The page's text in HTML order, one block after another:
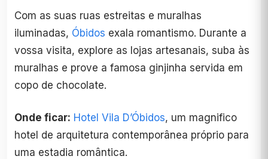
Com as suas ruas estreitas e muralhas
iluminadas, Óbidos exala romantismo. Durante a
vossa visita, explore as lojas artesanais, suba às
muralhas e prove a famosa ginjinha servida em
copo de chocolate.
Onde ficar: Hotel Vila D’Óbidos, um magnifico
hotel de arquitetura contemporânea próprio para
uma estadia romântica.